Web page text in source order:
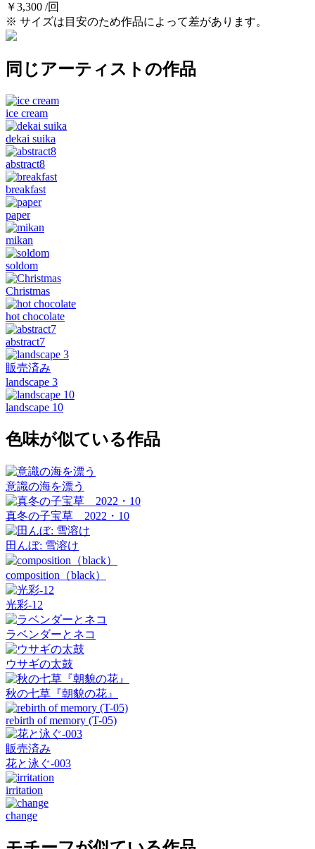
￥3,300 /回
※ サイズは目安のため作品によって差があります。
同じアーティストの作品
ice cream
dekai suika
abstract8
breakfast
paper
mikan
soldom
Christmas
hot chocolate
abstract7
販売済み
landscape 3
landscape 10
色味が似ている作品
意識の海を漂う
真冬の子宝草 2022・10
田んぼ: 雪溶け
composition（black）
光彩-12
ラベンダーとネコ
ウサギの太鼓
秋の七草『朝貌の花』
rebirth of memory (T-05)
販売済み
花と泳ぐ-003
irritation
change